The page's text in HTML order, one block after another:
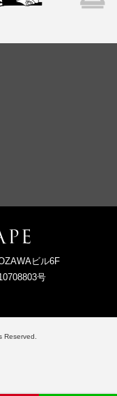
ビル6F
号
Reserved.